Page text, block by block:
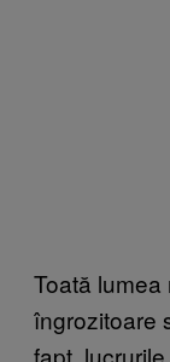
Toată
îngrozitoare
fapt,